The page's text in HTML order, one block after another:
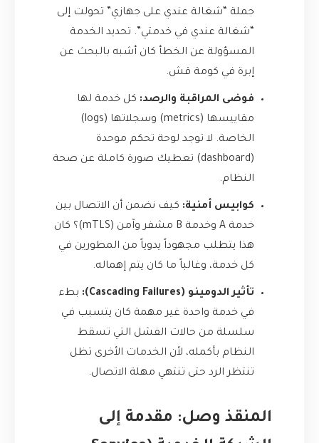
جملة “شغالة عندي على جهازي” تحولت إلى
“شغالة عندي في خدمتي”. تحديد الخدمة
المسؤولة عن الخطأ كان أشبه بالبحث عن
إبرة في كومة قش.
فوضى المراقبة والرصد: كل خدمة لها
مقاييسها (metrics) وسجلاتها (logs)
الخاصة. لا توجد لوحة تحكم موحدة
(dashboard) تعطيك صورة كاملة عن صحة
النظام.
كوابيس أمنية: كيف نضمن أن الاتصال بين
خدمة A وخدمة B مشفر وآمن (mTLS)؟ كان
هذا يتطلب مجهوداً يدوياً من المطورين في
كل خدمة، وغالباً ما كان يتم إهماله.
تأثير الدومينو (Cascading Failures):
بطء
في خدمة واحدة غير مهمة كان يتسبب في
سلسلة من حالات الفشل التي تسقط
النظام بأكمله، لأن الخدمات الأخرى تظل
تنتظر الرد حتى تنتهي مهلة الاتصال.
المنقذ وصل: مقدمة إلى